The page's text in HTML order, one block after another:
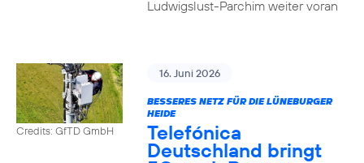
Ludwigslust-Parchim weiter voran
Credits: GfTD GmbH
16. Juni 2026
BESSERES NETZ FÜR DIE LÜNEBURGER
HEIDE
Telefónica
Deutschland bringt